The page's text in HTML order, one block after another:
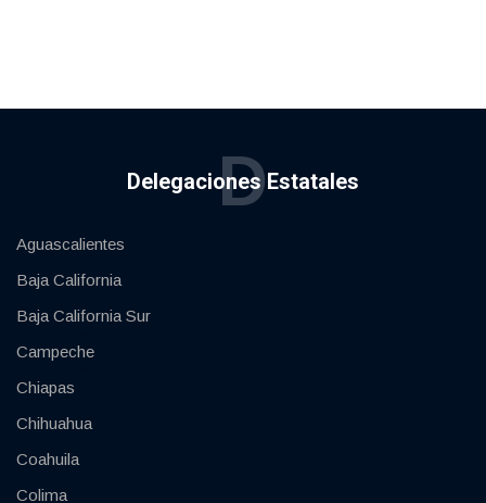
Delegaciones Estatales
D
Aguascalientes
Baja California
Baja California Sur
Campeche
Chiapas
Chihuahua
Coahuila
Colima